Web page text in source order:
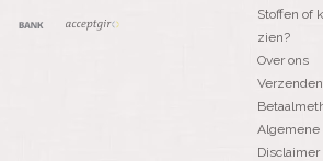
Stoffen of
zien?
Over ons
Algemene
Disclaimer